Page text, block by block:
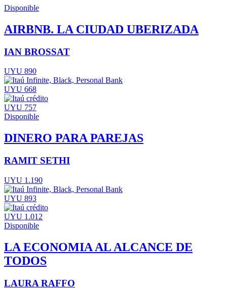
Disponible
AIRBNB. LA CIUDAD UBERIZADA
IAN BROSSAT
UYU 890
UYU 668
UYU 757
Disponible
DINERO PARA PAREJAS
RAMIT SETHI
UYU 1.190
UYU 893
UYU 1.012
Disponible
LA ECONOMIA AL ALCANCE DE
TODOS
LAURA RAFFO